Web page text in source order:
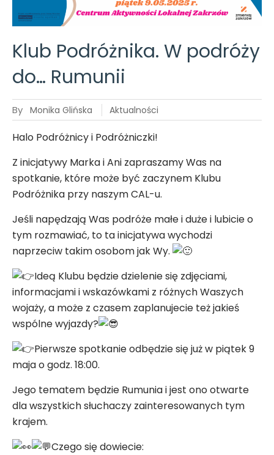
Klub Podróżnika. W podróży
do… Rumunii
By Monika Glińska Aktualności
Halo Podróżnicy i Podróżniczki!
Z inicjatywy Marka i Ani zapraszamy Was na
spotkanie, które może być zaczynem Klubu
Podróżnika przy naszym CAL-u.
Jeśli napędzają Was podróże małe i duże i lubicie o
tym rozmawiać, to ta inicjatywa wychodzi
naprzeciw takim osobom jak Wy.
Ideą Klubu będzie dzielenie się zdjęciami,
informacjami i wskazówkami z różnych Waszych
wojaży, a może z czasem zaplanujecie też jakieś
wspólne wyjazdy?
Pierwsze spotkanie odbędzie się już w piątek 9
maja o godz. 18:00.
Jego tematem będzie Rumunia i jest ono otwarte
dla wszystkich słuchaczy zainteresowanych tym
krajem.
Czego się dowiecie:
Zakrzów